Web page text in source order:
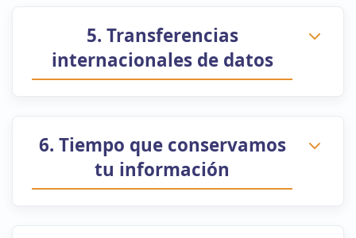
5. Transferencias
internacionales de datos
6. Tiempo que conservamos
tu información